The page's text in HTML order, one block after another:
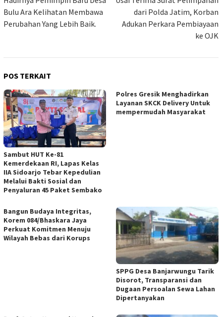
Bulu Ara Kelihatan Membawa
Perubahan Yang Lebih Baik.
dari Polda Jatim, Korban
Adukan Perkara Pembiayaan
ke OJK
POS TERKAIT
Sambut HUT Ke-81
Kemerdekaan RI, Lapas Kelas
IIA Sidoarjo Tebar Kepedulian
Melalui Bakti Sosial dan
Penyaluran 45 Paket Sembako
Polres Gresik Menghadirkan
Layanan SKCK Delivery Untuk
mempermudah Masyarakat
Bangun Budaya Integritas,
Korem 084/Bhaskara Jaya
Perkuat Komitmen Menuju
Wilayah Bebas dari Korups
SPPG Desa Banjarwungu Tarik
Disorot, Transparansi dan
Dugaan Persoalan Sewa Lahan
Dipertanyakan